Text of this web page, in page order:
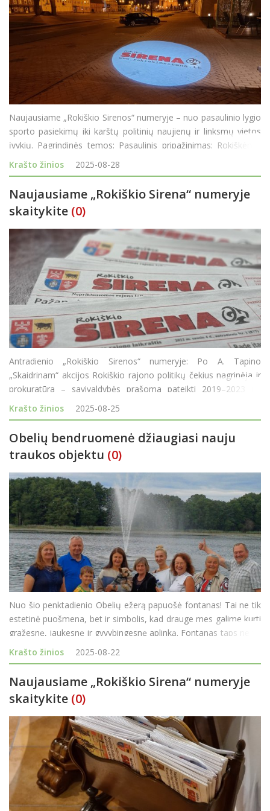
Naujausiame „Rokiškio Sirenos“ numeryje – nuo pasaulinio lygio
sporto pasiekimų iki karštų politinių naujienų ir linksmų vietos
įvykių. Pagrindinės temos: Pasaulinis pripažinimas: Rokiškėnas
Domas Vilkevičius iš Kosta Rikos grįžta su pasaulio jėgos t
Krašto žinios 2025-08-28
Naujausiame „Rokiškio Sirena“ numeryje
skaitykite (0)
Antradienio „Rokiškio Sirenos“ numeryje: Po A. Tapino
„Skaidrinam“ akcijos Rokiškio rajono politikų čekius nagrinėja ir
prokuratūra – savivaldybės prašoma pateikti 2019–2023 m.
duomenis. Miesto Nepriklausomybės aikštės trinkeles ke
Krašto žinios 2025-08-25
Obelių bendruomenė džiaugiasi nauju
traukos objektu (0)
Nuo šio penktadienio Obelių ežerą papuošė fontanas! Tai ne tik
estetinė puošmena, bet ir simbolis, kad drauge mes galime kurti
gražesnę, jaukesnę ir gyvybingesnę aplinką. Fontanas taps ne tik
pasigrožėjimo vieta, bet ir prisidės prie ežero vandens kokybės
gerinimo. Obeliečiai n
Krašto žinios 2025-08-22
Naujausiame „Rokiškio Sirena“ numeryje
skaitykite (0)